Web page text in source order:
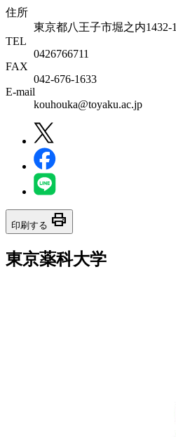
住所
東京都八王子市堀之内1432-1
TEL
0426766711
FAX
042-676-1633
E-mail
kouhouka@toyaku.ac.jp
印刷する print
東京薬科大学